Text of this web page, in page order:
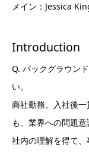
メイン：Jessica
Introduction
Q. バックグラウン
い。
商社勤務。入社後
も、業界への問題
社内の理解を得て